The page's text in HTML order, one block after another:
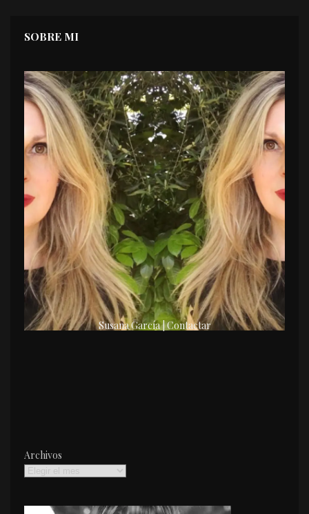
SOBRE MI
Susana García | Contactar
Archivos